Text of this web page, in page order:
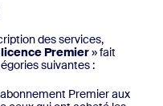
des services,
Premier» fait
suivantes :
Premier aux